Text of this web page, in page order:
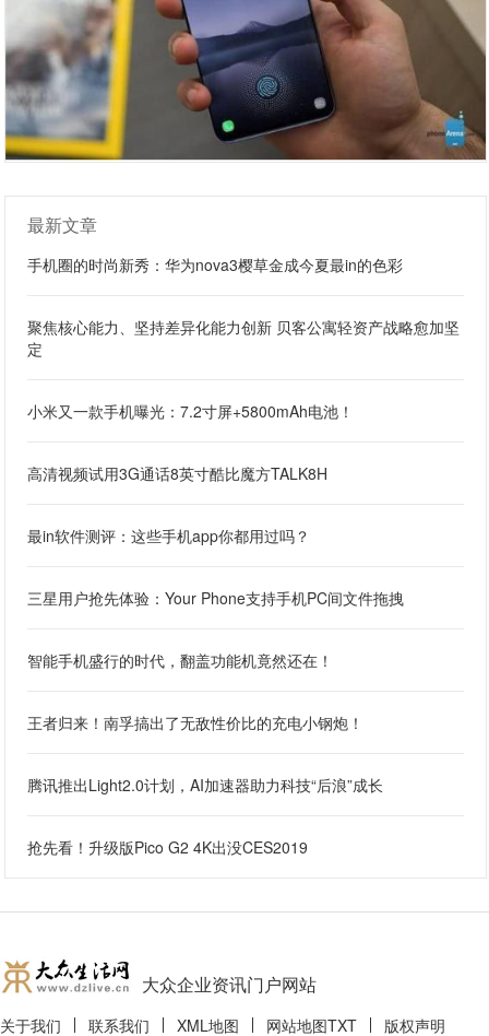
最新文章
手机圈的时尚新秀：华为nova3樱草金成今夏最in的色彩
聚焦核心能力、坚持差异化能力创新 贝客公寓轻资产战略愈加坚
定
小米又一款手机曝光：7.2寸屏+5800mAh电池！
高清视频试用3G通话8英寸酷比魔方TALK8H
最in软件测评：这些手机app你都用过吗？
三星用户抢先体验：Your Phone支持手机PC间文件拖拽
智能手机盛行的时代，翻盖功能机竟然还在！
王者归来！南孚搞出了无敌性价比的充电小钢炮！
腾讯推出Light2.0计划，AI加速器助力科技“后浪”成长
抢先看！升级版Pico G2 4K出没CES2019
大众企业资讯门户网站
关于我们 联系我们 XML地图 网站地图TXT 版权声明